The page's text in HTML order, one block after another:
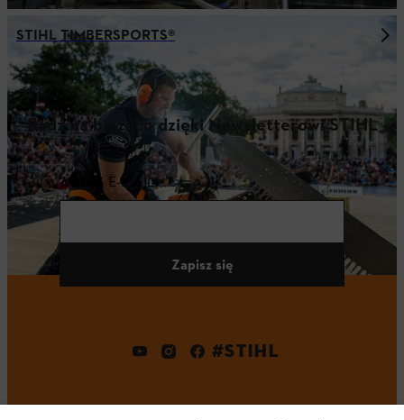
STIHL TIMBERSPORTS®
Bądź na bieżąco dzięki Newsletterowi STIHL
ADRES E-MAIL
Zapisz się
#STIHL